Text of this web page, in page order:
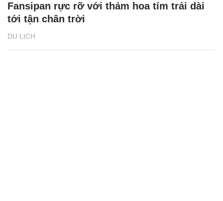
DU LỊCH
Fansipan rực rỡ với thảm hoa tím trải dài
tới tận chân trời